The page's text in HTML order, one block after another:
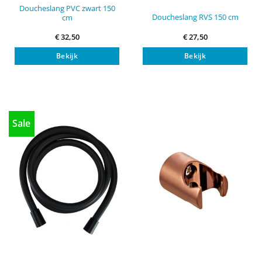
Doucheslang PVC zwart 150
cm
€32,50
Bekijk
Doucheslang RVS 150 cm
€27,50
Bekijk
Sale